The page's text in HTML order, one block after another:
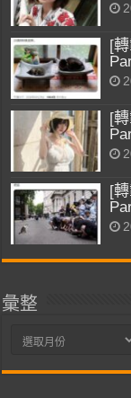
[
[
[
彙整
彙